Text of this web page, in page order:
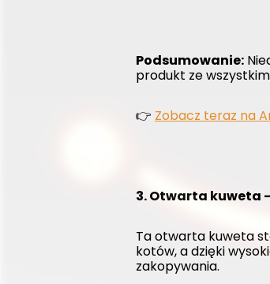
Podsumowanie:
produkt ze
👉 Zobacz teraz na
3. Otwarta kuweta
Ta otwarta kuweta
kotów, a dzięki
zakopywania.